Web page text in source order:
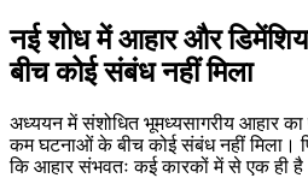
नई शोध में आहार और
बीच कोई संबंध नहीं मिला
अध्ययन में संशोधित भूमध्यसागरीय आहार
कम घटनाओं के बीच कोई संबंध नहीं मिला।
कि आहार संभवतः कई कारकों में से एक ही